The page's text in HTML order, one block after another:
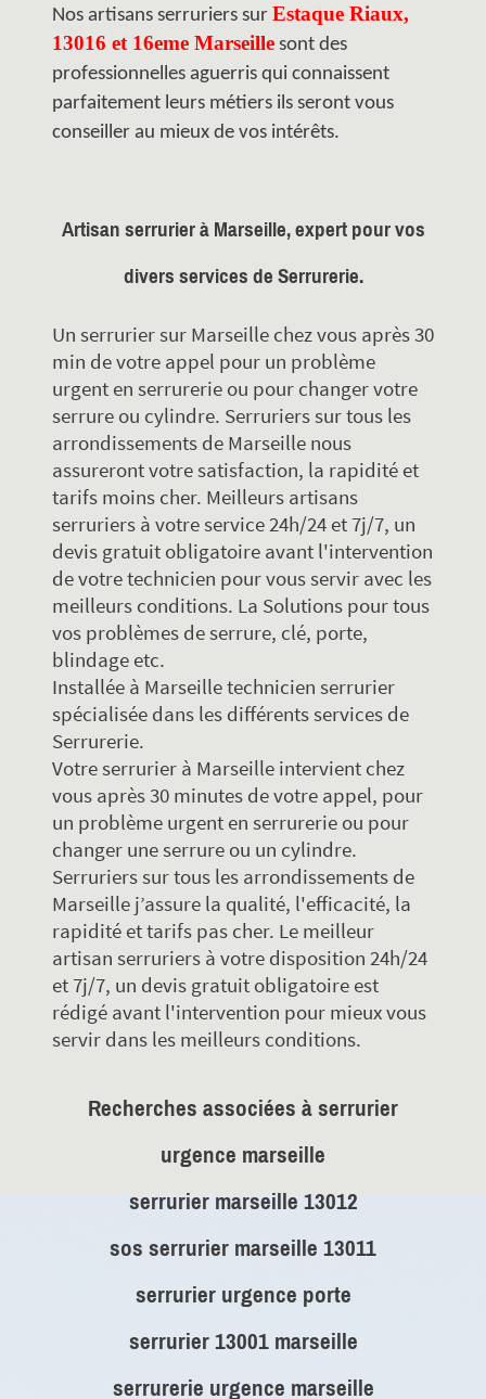
Nos artisans serruriers sur Estaque Riaux,
13016 et 16eme Marseille sont des
professionnelles aguerris qui connaissent
parfaitement leurs métiers ils seront vous
conseiller au mieux de vos intérêts.
Artisan serrurier à Marseille, expert pour vos
divers services de Serrurerie.
Un serrurier sur Marseille chez vous après 30
min de votre appel pour un problème
urgent en serrurerie ou pour changer votre
serrure ou cylindre. Serruriers sur tous les
arrondissements de Marseille nous
assureront votre satisfaction, la rapidité et
tarifs moins cher. Meilleurs artisans
serruriers à votre service 24h/24 et 7j/7, un
devis gratuit obligatoire avant l'intervention
de votre technicien pour vous servir avec les
meilleurs conditions. La Solutions pour tous
vos problèmes de serrure, clé, porte,
blindage etc.
Installée à Marseille technicien serrurier
spécialisée dans les différents services de
Serrurerie.
Votre serrurier à Marseille intervient chez
vous après 30 minutes de votre appel, pour
un problème urgent en serrurerie ou pour
changer une serrure ou un cylindre.
Serruriers sur tous les arrondissements de
Marseille j’assure la qualité, l'efficacité, la
rapidité et tarifs pas cher. Le meilleur
artisan serruriers à votre disposition 24h/24
et 7j/7, un devis gratuit obligatoire est
rédigé avant l'intervention pour mieux vous
servir dans les meilleurs conditions.
Recherches associées à serrurier
urgence marseille
serrurier marseille 13012
sos serrurier marseille 13011
serrurier urgence porte
serrurier 13001 marseille
serrurerie urgence marseille